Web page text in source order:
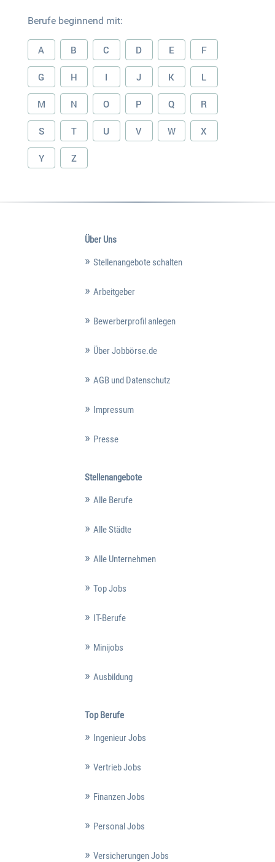
Berufe beginnend mit:
A B C D E F
G H I J K L
M N O P Q R
S T U V W X
Y Z
Über Uns
Stellenangebote schalten
Arbeitgeber
Bewerberprofil anlegen
Über Jobbörse.de
AGB und Datenschutz
Impressum
Presse
Stellenangebote
Alle Berufe
Alle Städte
Alle Unternehmen
Top Jobs
IT-Berufe
Minijobs
Ausbildung
Top Berufe
Ingenieur Jobs
Vertrieb Jobs
Finanzen Jobs
Personal Jobs
Versicherungen Jobs